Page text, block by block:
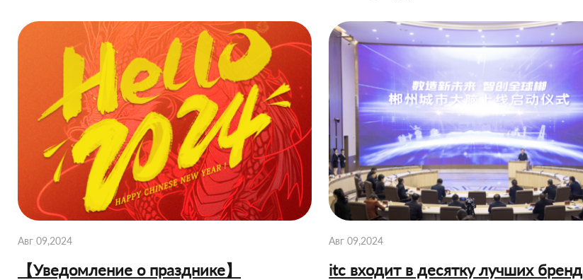
Авг 09,2024
【Уведомление о празднике】
Авг 09,2024
itc входит в десятку лучших